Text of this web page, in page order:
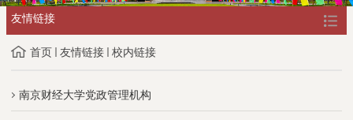
友情链接
首页 友情链接 校内链接
南京财经大学党政管理机构